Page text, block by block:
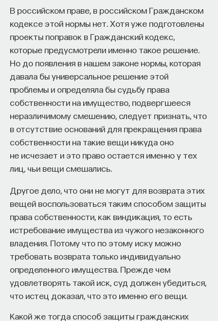
В российском праве, в российском Гражданском
кодексе этой нормы нет. Хотя уже подготовлены
проекты поправок в Гражданский кодекс,
которые предусмотрели именно такое решение.
Но до появления в нашем законе нормы, которая
давала бы универсальное решение этой
проблемы и определяла бы судьбу права
собственности на имущество, подвергшееся
неразличимому смешению, следует признать, что
в отсутствие оснований для прекращения права
собственности на такие вещи никуда оно
не исчезает и это право остается именно у тех
лиц, чьи вещи смешались.
Другое дело, что они не могут для возврата этих
вещей воспользоваться таким способом защиты
права собственности, как виндикация, то есть
истребование имущества из чужого незаконного
владения. Потому что по этому иску можно
требовать возврата только индивидуально
определенного имущества. Прежде чем
удовлетворять такой иск, суд должен убедиться,
что истец доказал, что это именно его вещи.
Какой же тогда способ защиты гражданских
Мы представляем себе, как это наше возможное
будущее будет горько сожалеть, если
мы сделаем это или не сделаем чего-то другого.
Существует очень мало исследований того,
насколько мы реалистически представляем себе
это будущее Я. Эксперименты Канемана
и Тверски показывают, что мы приписываем ему
полную нечувствительность к некоторым
нюансам нашей ситуации. Например, мы думаем,
что если выбираем между двумя коробками
и выберем неудачно, то будем об этом горько
сожалеть. В момент выбора мы действуем
абсолютно рационально, потому что коробки
одинаковые. Мы лишь мысленно подкидываем
монетку, зная, что шансы 50 на 50. Но наше
будущее Я, подозреваем мы, все равно не будет
удовлетворено. Оно забудет обо всех этих
нюансах, забудет о рациональном выборе,
о монетке, а будет говорить нам: «Ну ты олух!
Если бы выбрал… Ну что тебе стоило выбрать
другую коробку? И вот так всю жизнь». Правда ли
сожалеть в прошлом. Наш жизненный курс